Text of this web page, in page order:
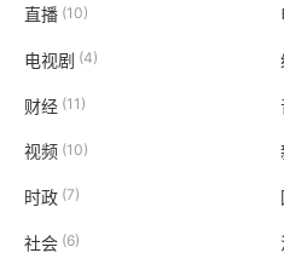
直播 (10)
电视剧 (4)
财经 (11)
视频 (10)
时政 (7)
社会 (6)